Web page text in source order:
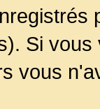
Si
vous